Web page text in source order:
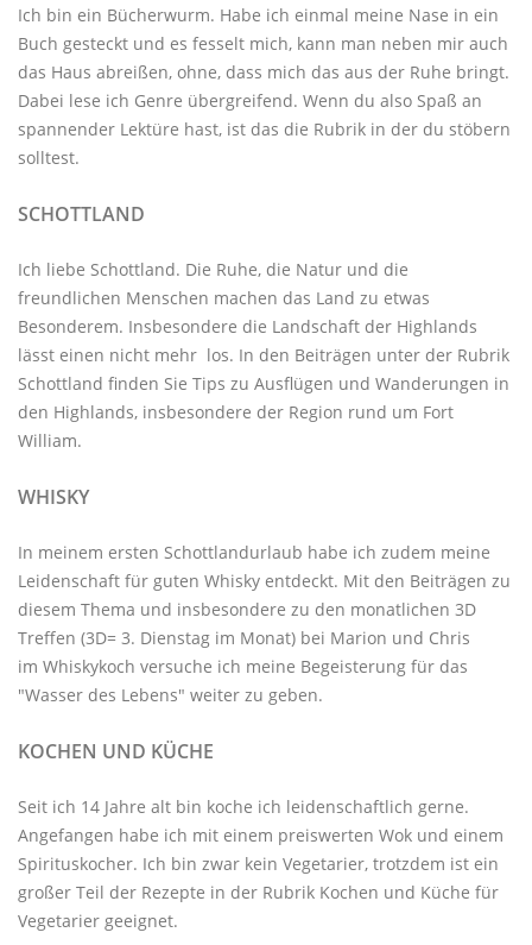
Ich bin ein Bücherwurm. Habe ich einmal meine Nase in ein
Buch gesteckt und es fesselt mich, kann man neben mir auch
das Haus abreißen, ohne, dass mich das aus der Ruhe bringt.
Dabei lese ich Genre übergreifend. Wenn du also Spaß an
spannender Lektüre hast, ist das die Rubrik in der du stöbern
solltest.
SCHOTTLAND
Ich liebe Schottland. Die Ruhe, die Natur und die
freundlichen Menschen machen das Land zu etwas
Besonderem. Insbesondere die Landschaft der Highlands
lässt einen nicht mehr los. In den Beiträgen unter der Rubrik
Schottland finden Sie Tips zu Ausflügen und Wanderungen in
den Highlands, insbesondere der Region rund um Fort
William.
WHISKY
In meinem ersten Schottlandurlaub habe ich zudem meine
Leidenschaft für guten Whisky entdeckt. Mit den Beiträgen zu
diesem Thema und insbesondere zu den monatlichen 3D
Treffen (3D= 3. Dienstag im Monat) bei Marion und Chris
im Whiskykoch versuche ich meine Begeisterung für das
"Wasser des Lebens" weiter zu geben.
KOCHEN UND KÜCHE
Seit ich 14 Jahre alt bin koche ich leidenschaftlich gerne.
Angefangen habe ich mit einem preiswerten Wok und einem
Spirituskocher. Ich bin zwar kein Vegetarier, trotzdem ist ein
großer Teil der Rezepte in der Rubrik Kochen und Küche für
Vegetarier geeignet.